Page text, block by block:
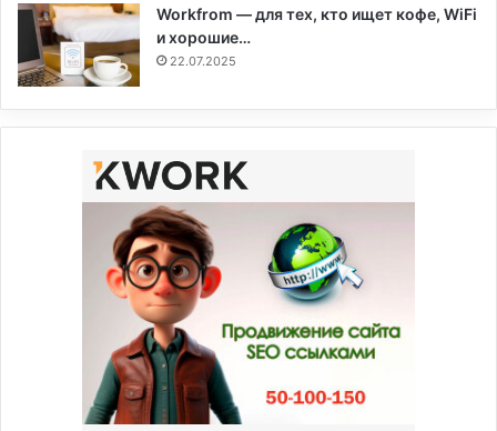
Workfrom — для тех, кто ищет кофе, WiFi
и хорошие…
22.07.2025